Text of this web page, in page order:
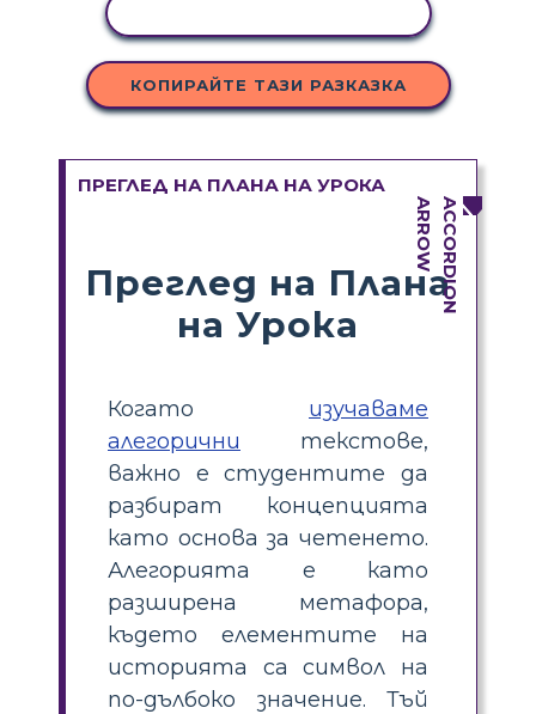
КОПИРАЙТЕ ТАЗИ РАЗКАЗКА
ПРЕГЛЕД НА ПЛАНА НА УРОКА
Преглед на Плана
на Урока
Когато изучаваме
алегорични текстове,
важно е студентите да
разбират концепцията
като основа за четенето.
Алегорията е като
разширена метафора,
където елементите на
историята са символ на
по-дълбоко значение. Тъй